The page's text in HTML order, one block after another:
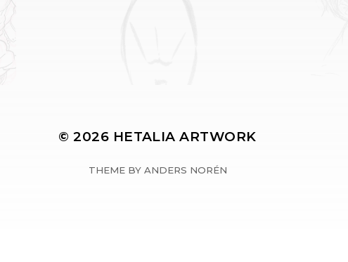
© 2026 HETALIA ARTWORK
THEME BY ANDERS NORÉN